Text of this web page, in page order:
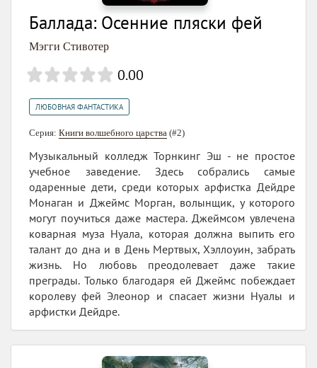
Баллада: Осенние пляски фей
Мэгги Стивотер
0.00
ЛЮБОВНАЯ ФАНТАСТИКА
Серия: Книги волшебного царства (#2)
Музыкальный колледж Торнкинг Эш - не простое
учебное заведение. Здесь собрались самые
одаренные дети, среди которых арфистка Дейдре
Монаган и Джеймс Морган, волынщик, у которого
могут поучиться даже мастера. Джеймсом увлечена
коварная муза Нуала, которая должна выпить его
талант до дна и в День Мертвых, Хэллоуин, забрать
жизнь. Но любовь преодолевает даже такие
преграды. Только благодаря ей Джеймс побеждает
королеву фей Элеонор и спасает жизни Нуалы и
арфистки Дейдре.